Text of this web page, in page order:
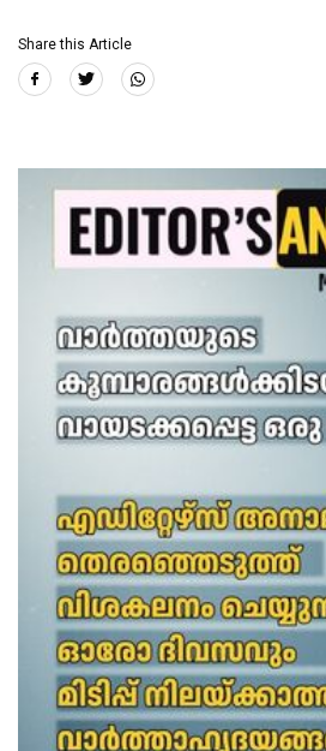
Share this Article